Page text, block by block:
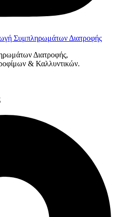
Διατροφής,
& Καλλυντικών.